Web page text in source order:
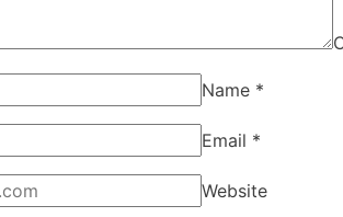
Name *
Email *
Website